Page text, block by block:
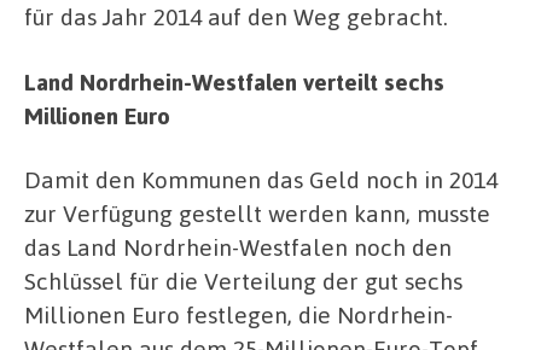
für das Jahr 2014 auf den Weg gebracht.
Land Nordrhein-Westfalen verteilt sechs
Millionen Euro
Damit den Kommunen das Geld noch in 2014
zur Verfügung gestellt werden kann, musste
das Land Nordrhein-Westfalen noch den
Schlüssel für die Verteilung der gut sechs
Millionen Euro festlegen, die Nordrhein-